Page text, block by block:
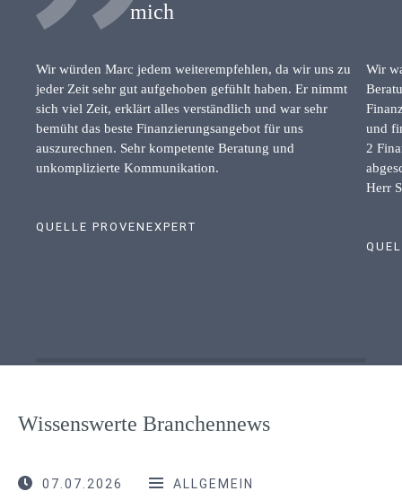
mich
Wir würden Marc jedem weiterempfehlen, da wir uns zu
jeder Zeit sehr gut aufgehoben gefühlt haben. Er nimmt
sich viel Zeit, erklärt alles verständlich und war sehr
bemüht das beste Finanzierungsangebot für uns
auszurechnen. Sehr kompetente Beratung und
unkomplizierte Kommunikation.
QUELLE PROVENEXPERT
Wir
und
2
Herr
Wissenswerte Branchennews
07.07.2026 ALLGEMEIN